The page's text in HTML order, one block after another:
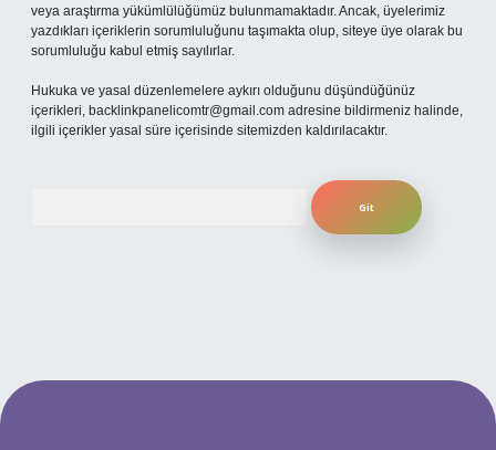
veya araştırma yükümlülüğümüz bulunmamaktadır. Ancak, üyelerimiz
yazdıkları içeriklerin sorumluluğunu taşımakta olup, siteye üye olarak bu
sorumluluğu kabul etmiş sayılırlar.
Hukuka ve yasal düzenlemelere aykırı olduğunu düşündüğünüz
içerikleri, backlinkpanelicomtr@gmail.com adresine bildirmeniz halinde,
ilgili içerikler yasal süre içerisinde sitemizden kaldırılacaktır.